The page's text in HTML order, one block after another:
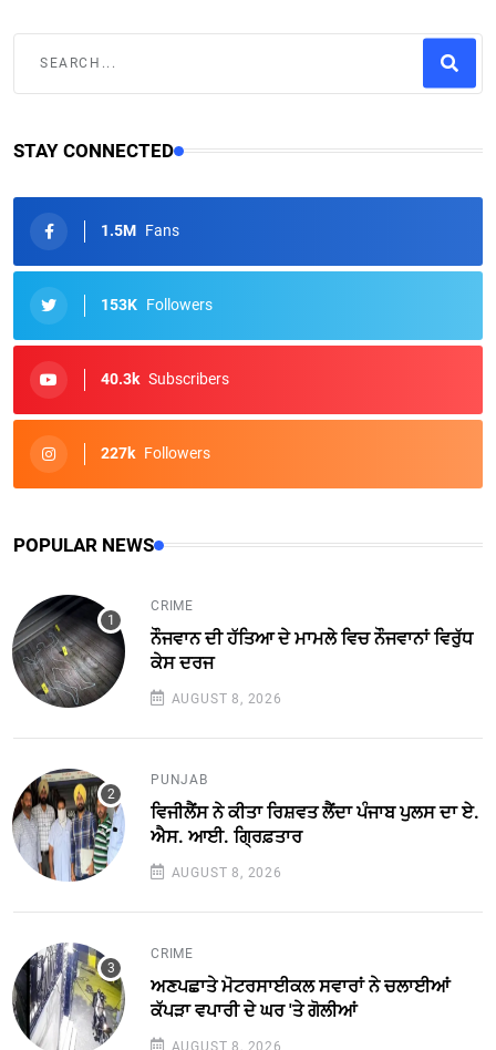
STAY CONNECTED
1.5M Fans
153K Followers
40.3k Subscribers
227k Followers
POPULAR NEWS
CRIME
ਨੌਜਵਾਨ ਦੀ ਹੱਤਿਆ ਦੇ ਮਾਮਲੇ ਵਿਚ ਨੌਜਵਾਨਾਂ ਵਿਰੁੱਧ
ਕੇਸ ਦਰਜ
AUGUST 8, 2026
PUNJAB
ਵਿਜੀਲੈਂਸ ਨੇ ਕੀਤਾ ਰਿਸ਼ਵਤ ਲੈਂਦਾ ਪੰਜਾਬ ਪੁਲਸ ਦਾ ਏ.
ਐਸ. ਆਈ. ਗ੍ਰਿਫ਼ਤਾਰ
AUGUST 8, 2026
CRIME
ਅਣਪਛਾਤੇ ਮੋਟਰਸਾਈਕਲ ਸਵਾਰਾਂ ਨੇ ਚਲਾਈਆਂ
ਕੱਪੜਾ ਵਪਾਰੀ ਦੇ ਘਰ 'ਤੇ ਗੋਲੀਆਂ
AUGUST 8, 2026